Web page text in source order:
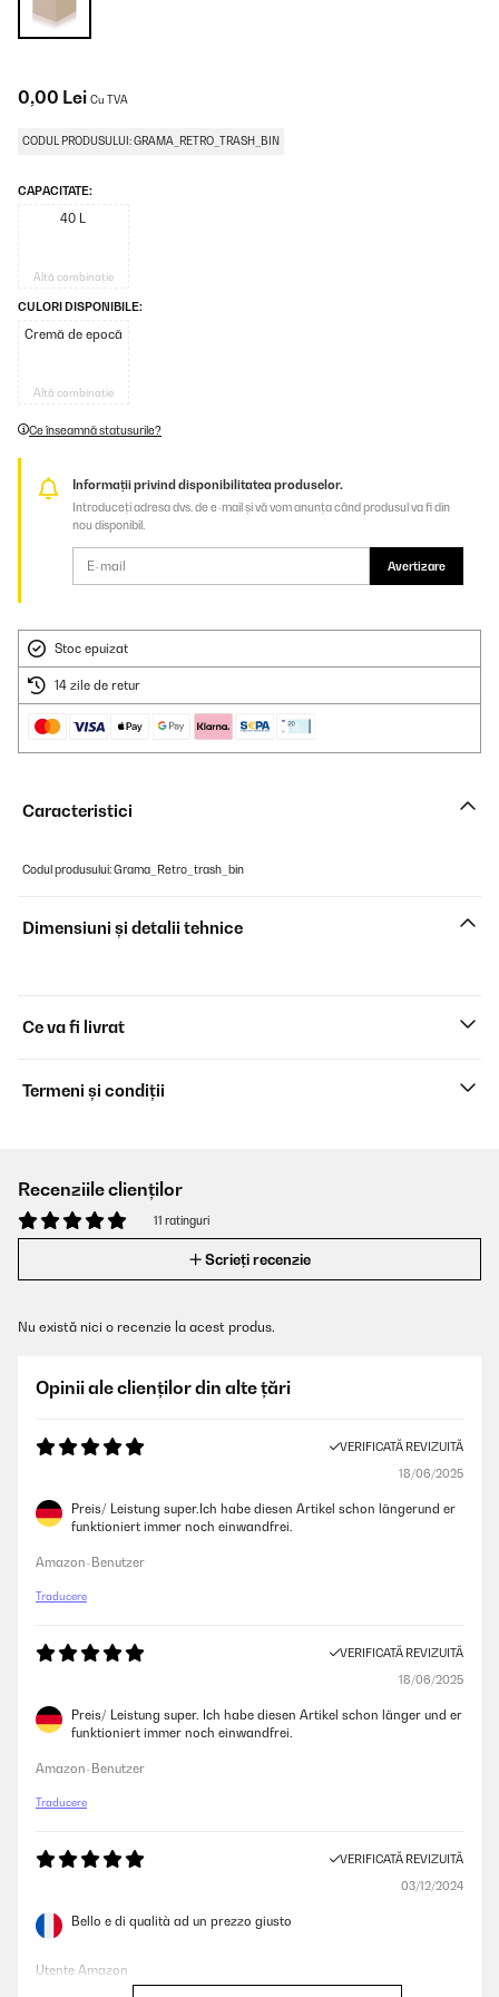
0,00 Lei Cu TVA
CODUL PRODUSULUI: GRAMA_RETRO_TRASH_BIN
CAPACITATE:
40 L
Altă combinație
CULORI DISPONIBILE:
Cremă de epocă
Altă combinație
Ce înseamnă statusurile?
Informații privind disponibilitatea produselor.
Introduceți adresa dvs. de e-mail și vă vom anunța când produsul va fi din
nou disponibil.
Avertizare
Stoc epuizat
14 zile de retur
Caracteristici
Codul produsului: Grama_Retro_trash_bin
Dimensiuni și detalii tehnice
Ce va fi livrat
Termeni și condiții
Recenziile clienților
11 ratinguri
Scrieți recenzie
Nu există nici o recenzie la acest produs.
Opinii ale clienților din alte țări
VERIFICATĂ REVIZUITĂ
18/06/2025
Preis/ Leistung super.Ich habe diesen Artikel schon längerund er
funktioniert immer noch einwandfrei.
Amazon-Benutzer
Traducere
VERIFICATĂ REVIZUITĂ
18/06/2025
Preis/ Leistung super. Ich habe diesen Artikel schon länger und er
funktioniert immer noch einwandfrei.
Amazon-Benutzer
Traducere
VERIFICATĂ REVIZUITĂ
03/12/2024
Bello e di qualità ad un prezzo giusto
Utente Amazon